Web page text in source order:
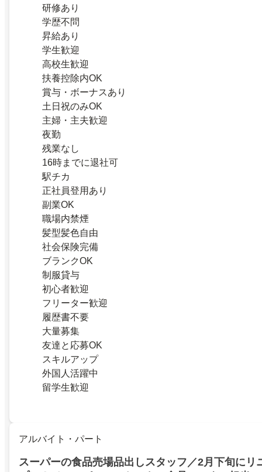
研修あり
学歴不問
昇給あり
学生歓迎
高校生歓迎
扶養控除内OK
賞与・ボーナスあり
土日祝のみOK
主婦・主夫歓迎
夜勤
残業なし
16時までに退社可
駅チカ
正社員登用あり
副業OK
職場内禁煙
髪型髪色自由
社会保険完備
ブランクOK
制服貸与
初心者歓迎
フリーター歓迎
履歴書不要
大量募集
友達と応募OK
スキルアップ
外国人活躍中
留学生歓迎
アルバイト・パート
スーパーの食品売場品出しスタッフ／2月下旬にリ